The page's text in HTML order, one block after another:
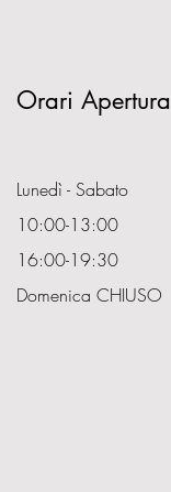
Orari Apertura
Lunedì - Sabato
10:00-13:00
16:00-19:30
Domenica CHIUSO